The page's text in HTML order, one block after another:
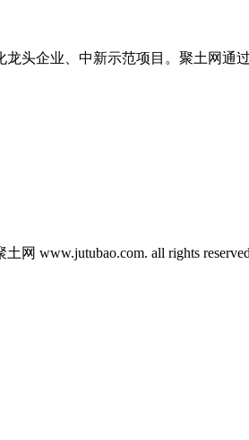
头企业、中新示范项目。聚土网
网 www.jutubao.com. all rights